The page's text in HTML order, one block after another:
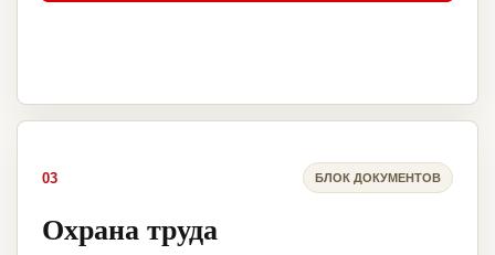
03 БЛОК ДОКУМЕНТОВ
Охрана труда